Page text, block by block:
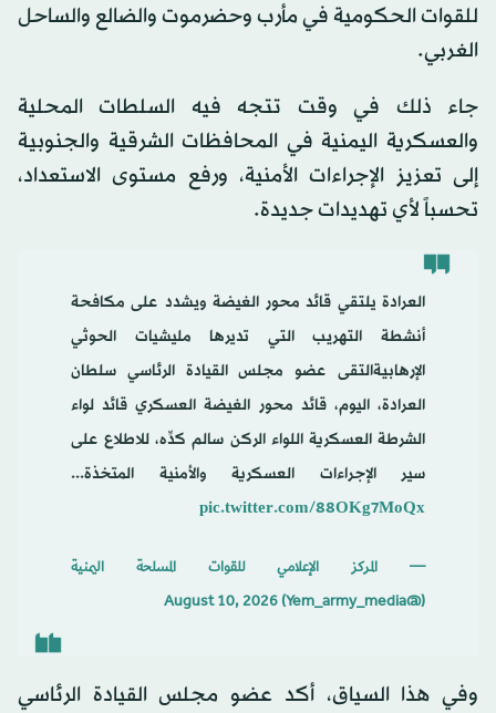
للقوات الحكومية في مأرب وحضرموت والضالع والساحل
الغربي.
جاء ذلك في وقت تتجه فيه السلطات المحلية
والعسكرية اليمنية في المحافظات الشرقية والجنوبية
إلى تعزيز الإجراءات الأمنية، ورفع مستوى الاستعداد،
تحسباً لأي تهديدات جديدة.
العرادة يلتقي قائد محور الغيضة ويشدد على مكافحة
أنشطة التهريب التي تديرها مليشيات الحوثي
الإرهابيةالتقى عضو مجلس القيادة الرئاسي سلطان
العرادة، اليوم، قائد محور الغيضة العسكري قائد لواء
الشرطة العسكرية اللواء الركن سالم كدِّه، للاطلاع على
سير الإجراءات العسكرية والأمنية المتخذة...
pic.twitter.com/88OKg7MoQx
— المركز الإعلامي للقوات المسلحة اليمنية
(@Yem_army_media)
August 10, 2026
وفي هذا السياق، أكد عضو مجلس القيادة الرئاسي